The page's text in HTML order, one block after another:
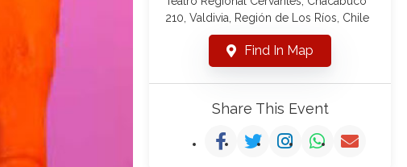
210, Valdivia, Región de Los Ríos, Chile
Find In Map
Share This Event